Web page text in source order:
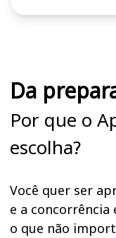
Da
Por que o
escolha?
Você quer ser
e a concorrência
o que não